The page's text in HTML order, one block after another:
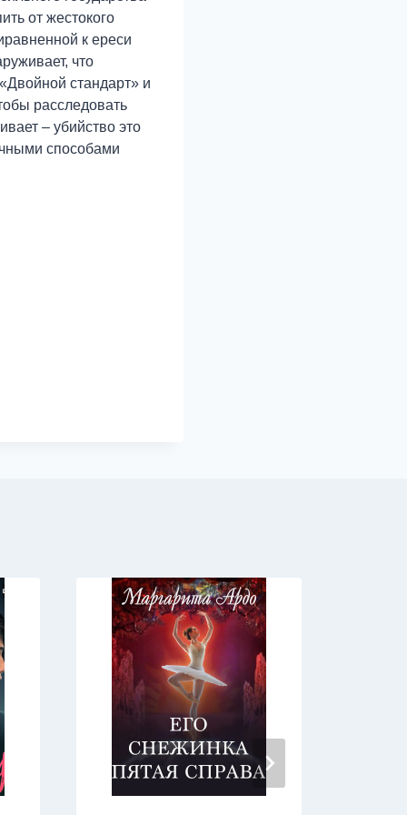
от жестокого
к ереси
что
стандарт» и
расследовать
– убийство это
способами